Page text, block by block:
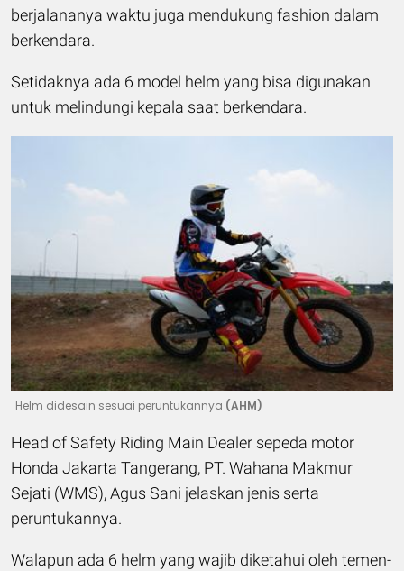
berjalananya waktu juga mendukung fashion dalam
berkendara.
Setidaknya ada 6 model helm yang bisa digunakan
untuk melindungi kepala saat berkendara.
Helm didesain sesuai peruntukannya (AHM)
Head of Safety Riding Main Dealer sepeda motor
Honda Jakarta Tangerang, PT. Wahana Makmur
Sejati (WMS), Agus Sani jelaskan jenis serta
peruntukannya.
Walapun ada 6 helm yang wajib diketahui oleh temen-